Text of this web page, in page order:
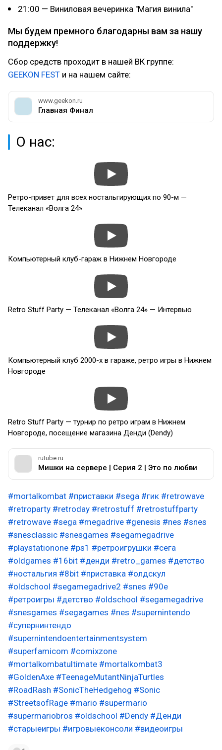
21:00 — Виниловая вечеринка "Магия винила"
Мы будем премного благодарны вам за нашу
поддержку!
Сбор средств проходит в нашей ВК группе:
GEEKON FEST и на нашем сайте:
www.geekon.ru
Главная Финал
О нас:
Ретро-привет для всех ностальгирующих по 90-м —
Телеканал «Волга 24»
Компьютерный клуб-гараж в Нижнем Новгороде
Retro Stuff Party — Телеканал «Волга 24» — Интервью
Компьютерный клуб 2000-х в гараже, ретро игры в Нижнем
Новгороде
Retro Stuff Party — турнир по ретро играм в Нижнем
Новгороде, посещение магазина Денди (Dendy)
rutube.ru
Мишки на сервере | Серия 2 | Это по любви
#mortalkombat #приставки #sega #гик #retrowave
#retroparty #retroday #retrostuff #retrostuffparty
#retrowave #sega #megadrive #genesis #nes #snes
#snesclassic #snesgames #segamegadrive
#playstationone #ps1 #ретроигрушки #сега
#oldgames #16bit #денди #retro_games #детство
#ностальгия #8bit #приставка #олдскул
#oldschool #segamegadrive2 #snes #90е
#ретроигры #детство #oldschool #segamegadrive
#snesgames #segagames #nes #supernintendo
#супернинтендо
#supernintendoentertainmentsystem
#superfamicom #comixzone
#mortalkombatultimate #mortalkombat3
#GoldenAxe #TeenageMutantNinjaTurtles
#RoadRash #SonicTheHedgehog #Sonic
#StreetsofRage #mario #supermario
#supermariobros #oldschool #Dendy #Денди
#старыеигры #игровыеконсоли #видеоигры